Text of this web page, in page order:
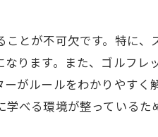
インストラクターの選び方
自分のスキルレベルを見
レッスン時間と頻度の決
ゴルフレッスンで注意す
とが不可欠です。特に
ります。また、ゴルフ
がルールをわかりやす
べる環境が整っている